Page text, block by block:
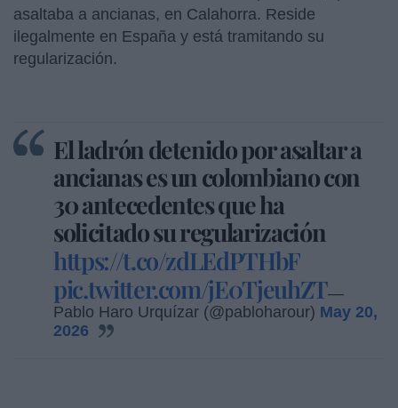
asaltaba a ancianas, en Calahorra. Reside
ilegalmente en España y está tramitando su
regularización.
El ladrón detenido por asaltar a
ancianas es un colombiano con
30 antecedentes que ha
solicitado su regularización
https://t.co/zdLEdPTHbF
pic.twitter.com/jE0TjeuhZT—
Pablo Haro Urquízar (@pabloharour) May 20,
2026